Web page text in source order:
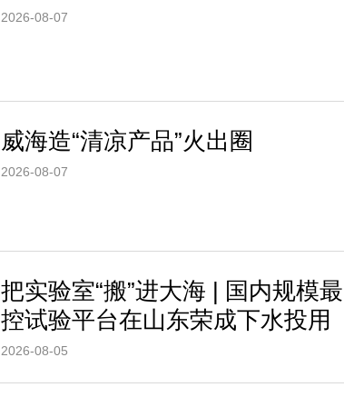
2026-08-07
威海造“清凉产品”火出圈
2026-08-07
把实验室“搬”进大海 | 国内规模
控试验平台在山东荣成下水投用
2026-08-05